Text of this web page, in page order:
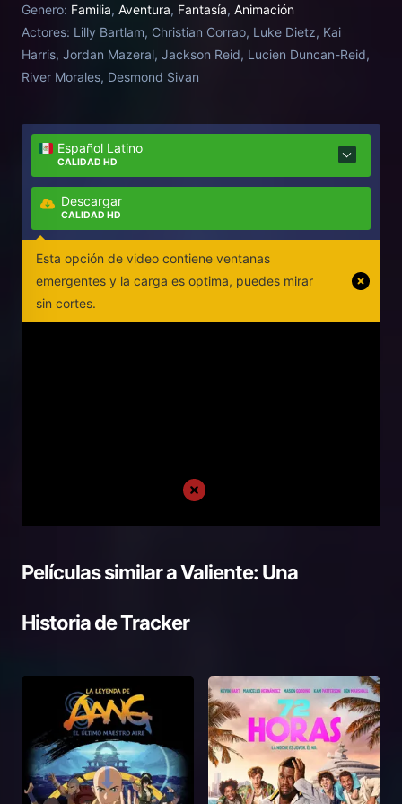
Genero: Familia, Aventura, Fantasía, Animación
Actores: Lilly Bartlam, Christian Corrao, Luke Dietz, Kai
Harris, Jordan Mazeral, Jackson Reid, Lucien Duncan-Reid,
River Morales, Desmond Sivan
Español Latino
CALIDAD HD
Descargar
CALIDAD HD
Esta opción de video contiene ventanas
emergentes y la carga es optima, puedes mirar
sin cortes.
Películas similar aValiente: Una
Historia de Tracker